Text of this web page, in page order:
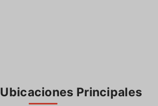
Principales